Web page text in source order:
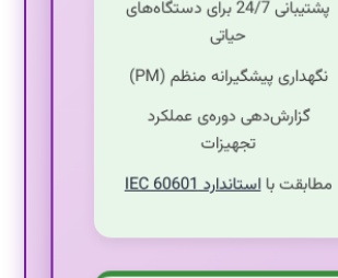
پشتیبانی 24/7 برای دستگاه‌های
حیاتی
نگهداری پیشگیرانه منظم (PM)
گزارش‌دهی دوره‌ی عملکرد
تجهیزات
مطابقت بااستاندارد IEC 60601